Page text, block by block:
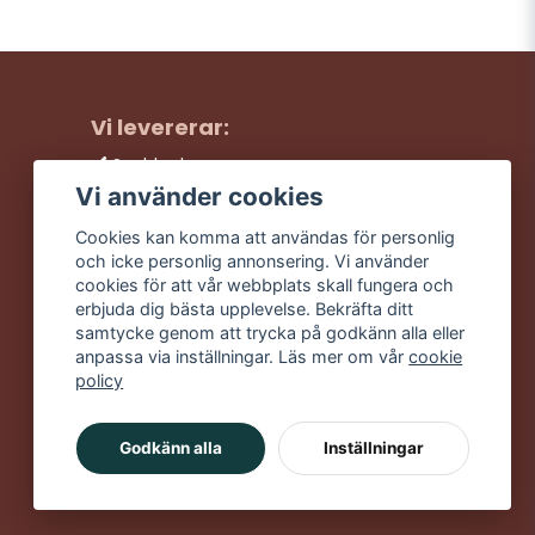
Vi levererar:
Snabba leveranser
Trygga köp
Fri frakt över 499:-
Trevlig kundtjänst
Vi använder cookies
Cookies kan komma att användas för personlig
och icke personlig annonsering. Vi använder
cookies för att vår webbplats skall fungera och
erbjuda dig bästa upplevelse. Bekräfta ditt
samtycke genom att trycka på godkänn alla eller
anpassa via inställningar. Läs mer om vårcookie
policy
Godkänn alla Inställningar